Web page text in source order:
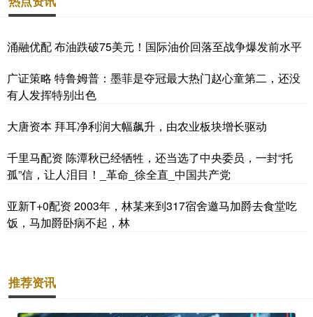
涌融优配 布油跌破75美元！国际油价回落至战争爆发前水平
广证策略 特鲁姆普：墨菲是夺冠最大热门赵心童第二，还没
有人发挥特别出色
大唐资本 拜耳净利润大幅飙升，由农业板块增长驱动
千里马配资 陈潭秋已经牺牲，还当选了中央委员，一封“托
孤”信，让人泪目！_革命_徐全直_中国共产党
亚新T+0配资 2003年，林某来到317宿舍邀马加爵去食堂吃
饭，马加爵卧病不起，林
推荐资讯